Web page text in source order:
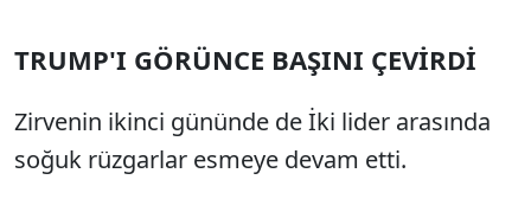
TRUMP'I GÖRÜNCE BAŞINI ÇEVİRDİ
Zirvenin ikinci gününde de İki lider arasında
soğuk rüzgarlar esmeye devam etti.